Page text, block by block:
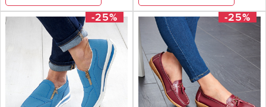
-25% -25%